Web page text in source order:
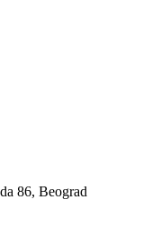
86, Beograd